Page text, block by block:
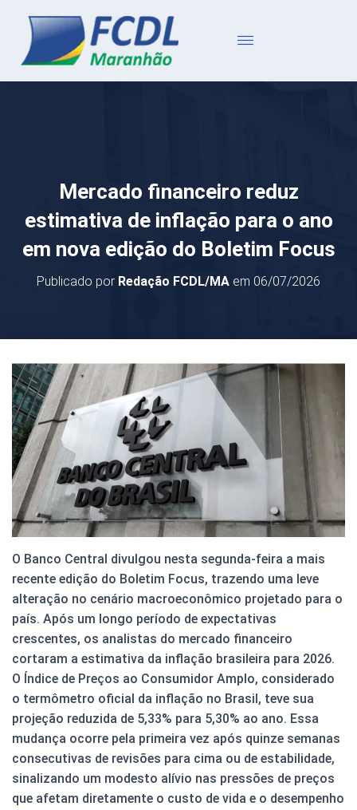
Mercado financeiro reduz
estimativa de inflação para o ano
em nova edição do Boletim Focus
Publicado por Redação FCDL/MA em 06/07/2026
O Banco Central divulgou nesta segunda-feira a mais
recente edição do Boletim Focus, trazendo uma leve
alteração no cenário macroeconômico projetado para o
país. Após um longo período de expectativas
crescentes, os analistas do mercado financeiro
cortaram a estimativa da inflação brasileira para 2026.
O Índice de Preços ao Consumidor Amplo, considerado
o termômetro oficial da inflação no Brasil, teve sua
projeção reduzida de 5,33% para 5,30% ao ano. Essa
mudança ocorre pela primeira vez após quinze semanas
consecutivas de revisões para cima ou de estabilidade,
sinalizando um modesto alívio nas pressões de preços
que afetam diretamente o custo de vida e o desempenho